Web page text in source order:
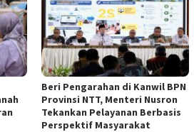
Beri Pengarahan di Kanwil BPN
Provinsi NTT, Menteri Nusron
Tekankan Pelayanan Berbasis
Perspektif Masyarakat